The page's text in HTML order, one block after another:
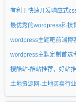
有利于快速开发响应式
最优秀的wordpress科技
wordpress主题吧前端博
wordpress主题定制首选
搜酷站-酷站推荐，好站
土地资源网-土地买卖行